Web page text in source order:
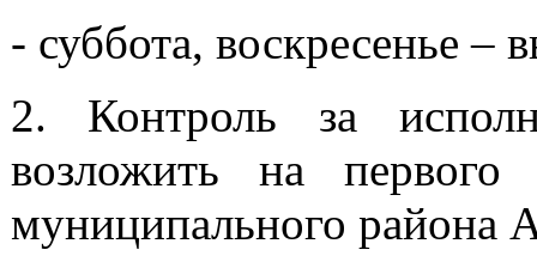
- суббота, воскресенье –
2. Контроль за
возложить на первого
муниципального района